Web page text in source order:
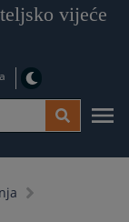
vijeće